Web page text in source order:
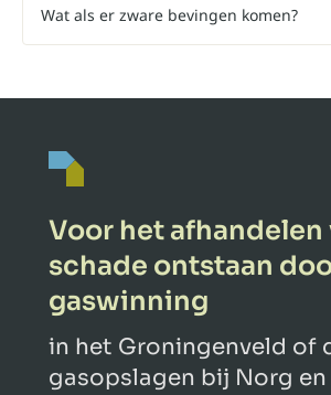
Wat als er zware bevingen komen?
Voor het afhandelen
schade ontstaan
gaswinning
in het Groningenveld of
gasopslagen bij Norg en